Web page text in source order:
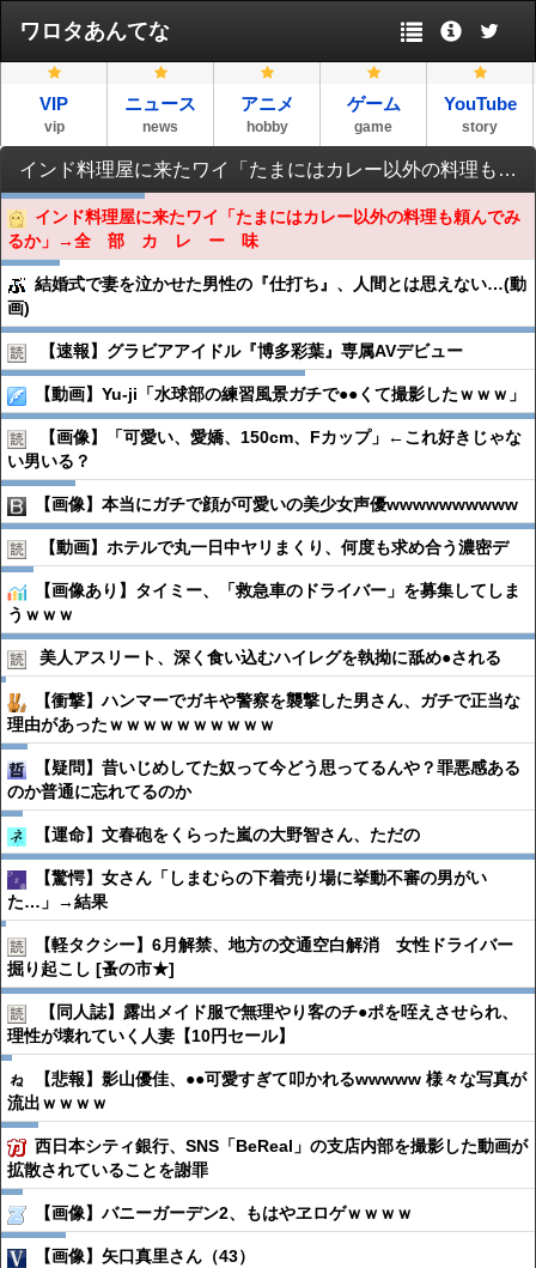
ワロタあんてな
VIP
vip
ニュース
news
アニメ
hobby
ゲーム
game
YouTube
story
インド料理屋に来たワイ「たまにはカレー以外の料理も頼んでみるか」→全 部 カ レ ー 味
インド料理屋に来たワイ「たまにはカレー以外の料理も頼んでみ
るか」→全 部 カ レ ー 味
結婚式で妻を泣かせた男性の『仕打ち』、人間とは思えない…(動
画)
【速報】グラビアアイドル『博多彩葉』専属AVデビュー
【動画】Yu-ji「水球部の練習風景ガチで●●くて撮影したｗｗｗ」
【画像】「可愛い、愛嬌、150cm、Fカップ」←これ好きじゃな
い男いる？
【画像】本当にガチで顔が可愛いの美少女声優wwwwwwwwww
【動画】ホテルで丸一日中ヤリまくり、何度も求め合う濃密デ
【画像あり】タイミー、「救急車のドライバー」を募集してしま
うｗｗｗ
美人アスリート、深く食い込むハイレグを執拗に舐め●︎される
【衝撃】ハンマーでガキや警察を襲撃した男さん、ガチで正当な
理由があったｗｗｗｗｗｗｗｗｗｗ
【疑問】昔いじめしてた奴って今どう思ってるんや？罪悪感ある
のか普通に忘れてるのか
【運命】文春砲をくらった嵐の大野智さん、ただの
【驚愕】女さん「しまむらの下着売り場に挙動不審の男がい
た…」→結果
【軽タクシー】6月解禁、地方の交通空白解消 女性ドライバー
掘り起こし [蚤の市★]
【同人誌】露出メイド服で無理やり客のチ●︎ポを咥えさせられ、
理性が壊れていく人妻【10円セール】
【悲報】影山優佳、●●可愛すぎて叩かれるwwwww 様々な写真が
流出ｗｗｗｗ
西日本シティ銀行、SNS「BeReal」の支店内部を撮影した動画が
拡散されていることを謝罪
【画像】バニーガーデン2、もはやヱロゲｗｗｗｗ
【画像】矢口真里さん（43）